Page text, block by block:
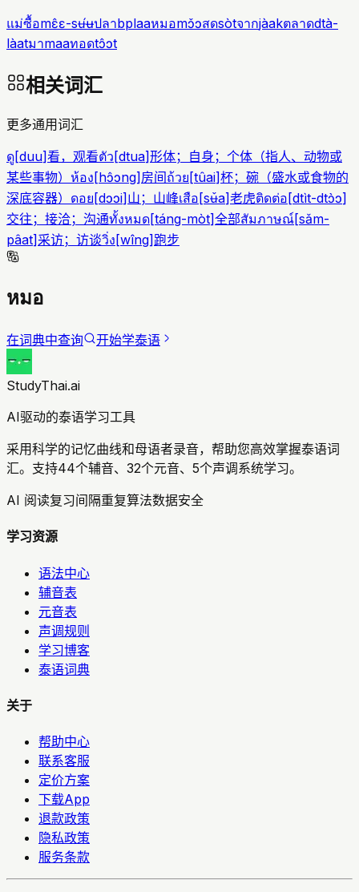
แม่ซื้อmɛ̂ɛ-sʉ́ʉปลาbplaaหมอmɔ̌ɔสดsòtจากjàakตลาดdtà-
làatมาmaaทอดtɔ̂ɔt
相关词汇
更多通用词汇
ดู[duu]看，观看ตัว [dtua]形体；自身；个体（指人、动物或
某些事物） ห้อง [hɔ̂ɔng] 房间ถ้วย [tûai]杯；碗（盛水或食物的
深底容器） ดอย [dɔɔi] 山；山峰เสือ [sʉ̌a]老虎ติดต่อ [dtìt-dtɔ̀ɔ]
交往；接洽；沟通ทั้งหมด[táng-mòt]全部สัมภาษณ์[sǎm-
pâat] 采访；访谈วิ่ง [wîng] 跑步
หมอ
在词典中查询 开始学泰语
StudyThai.ai
AI驱动的泰语学习工具
采用科学的记忆曲线和母语者录音，帮助您高效掌握泰语词
汇。支持44个辅音、32个元音、5个声调系统学习。
AI 阅读复习间隔重复算法数据安全
学习资源
语法中心
辅音表
元音表
声调规则
学习博客
泰语词典
关于
帮助中心
联系客服
定价方案
下载App
退款政策
隐私政策
服务条款